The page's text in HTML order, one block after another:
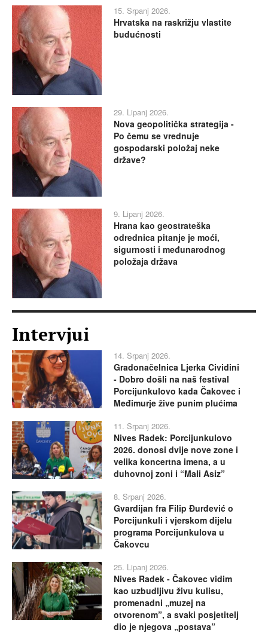
15. Srpanj 2026.
Hrvatska na raskrižju vlastite
budućnosti
29. Lipanj 2026.
Nova geopolitička strategija -
Po čemu se vrednuje
gospodarski položaj neke
države?
9. Lipanj 2026.
Hrana kao geostrateška
odrednica pitanje je moći,
sigurnosti i međunarodnog
položaja država
Intervjui
14. Srpanj 2026.
Gradonačelnica Ljerka Cividini
- Dobro došli na naš festival
Porcijunkulovo kada Čakovec i
Međimurje žive punim plućima
11. Srpanj 2026.
Nives Radek: Porcijunkulovo
2026. donosi dvije nove zone i
velika koncertna imena, a u
duhovnoj zoni i “Mali Asiz”
8. Srpanj 2026.
Gvardijan fra Filip Đurđević o
Porcijunkuli i vjerskom dijelu
programa Porcijunkulova u
Čakovcu
25. Lipanj 2026.
Nives Radek - Čakovec vidim
kao uzbudljivu živu kulisu,
promenadni „muzej na
otvorenom”, a svaki posjetitelj
dio je njegova „postava”